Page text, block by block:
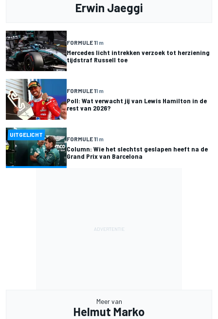
Erwin Jaeggi
FORMULE 11 m
Mercedes licht intrekken verzoek tot herziening
tijdstraf Russell toe
FORMULE 11 m
Poll: Wat verwacht jij van Lewis Hamilton in de
rest van 2026?
UITGELICHT
FORMULE 11 m
Column: Wie het slechtst geslapen heeft na de
Grand Prix van Barcelona
Meer van
Helmut Marko